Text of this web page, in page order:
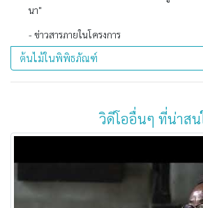
นา"
- ข่าวสารภายในโครงการ
ต้นไม้ในพิพิธภัณฑ์
วิดีโออื่นๆ ที่น่าสน